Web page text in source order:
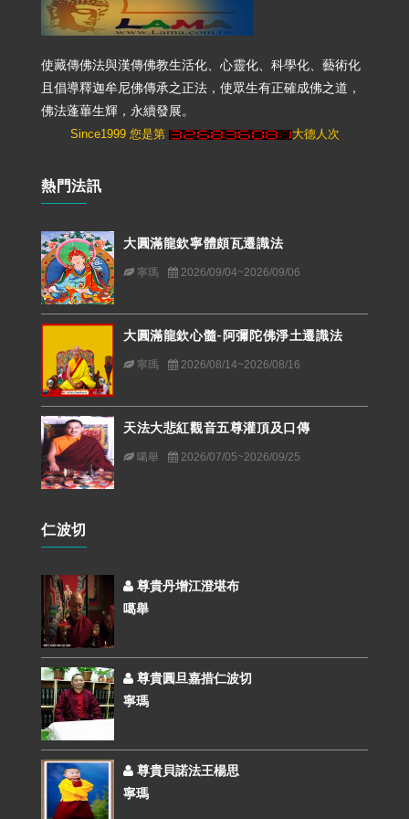
使藏傳佛法與漢傳佛教生活化、心靈化、科學化、藝術化
且倡導釋迦牟尼佛傳承之正法，使眾生有正確成佛之道，
佛法蓬蓽生輝，永續發展。
Since1999 您是第 大德人次
熱門法訊
大圓滿龍欽寧體頗瓦遷識法
寧瑪 2026/09/04~2026/09/06
大圓滿龍欽心髓-阿彌陀佛淨土遷識法
寧瑪 2026/08/14~2026/08/16
天法大悲紅觀音五尊灌頂及口傳
噶舉 2026/07/05~2026/09/25
仁波切
尊貴丹增江澄堪布
噶舉
尊貴圓旦嘉措仁波切
寧瑪
尊貴貝諾法王楊思
寧瑪